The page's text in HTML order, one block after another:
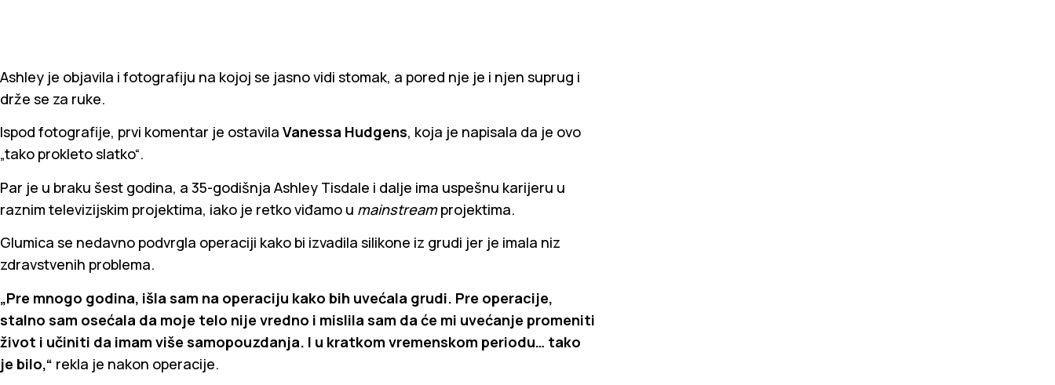
Ashley je objavila i fotografiju na kojoj se jasno vidi stomak, a pored nje je i njen suprug i
drže se za ruke.
Ispod fotografije, prvi komentar je ostavila Vanessa Hudgens, koja je napisala da je ovo
„tako prokleto slatko“.
Par je u braku šest godina, a 35-godišnja Ashley Tisdale i dalje ima uspešnu karijeru u
raznim televizijskim projektima, iako je retko viđamo u mainstreamprojektima.
Glumica se nedavno podvrgla operaciji kako bi izvadila silikone iz grudi jer je imala niz
zdravstvenih problema.
„Pre mnogo godina, išla sam na operaciju kako bih uvećala grudi. Pre operacije,
stalno sam osećala da moje telo nije vredno i mislila sam da će mi uvećanje promeniti
život i učiniti da imam više samopouzdanja. I u kratkom vremenskom periodu… tako
je bilo,“ rekla je nakon operacije.